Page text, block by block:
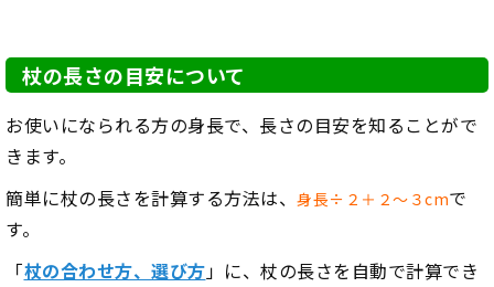
杖の長さの目安について
お使いになられる方の身長で、長さの目安を知ることがで
きます。
簡単に杖の長さを計算する方法は、 身長÷２＋２～３cmで
す。
「杖の合わせ方、選び方」に、杖の長さを自動で計算でき